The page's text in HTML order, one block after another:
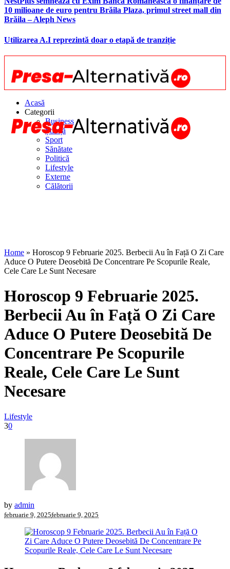
10 milioane de euro pentru Brăila Plaza, primul street mall din
Brăila – Aleph News
Utilizarea A.I reprezintă doar o etapă de tranziție
Acasă
Categorii
Business
Știință
Sport
Sănătate
Politică
Lifestyle
Externe
Călătorii
Home » Horoscop 9 Februarie 2025. Berbecii Au în Față O Zi Care
Aduce O Putere Deosebită De Concentrare Pe Scopurile Reale,
Cele Care Le Sunt Necesare
Horoscop 9 Februarie 2025.
Berbecii Au în Față O Zi Care
Aduce O Putere Deosebită De
Concentrare Pe Scopurile
Reale, Cele Care Le Sunt
Necesare
Lifestyle
30
by admin
februarie 9, 2025februarie 9, 2025